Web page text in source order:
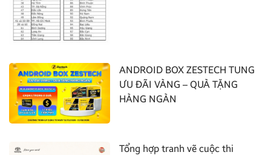
ANDROID BOX ZESTECH TUNG
ƯU ĐÃI VÀNG – QUÀ TẶNG
HÀNG NGÀN
Tổng hợp tranh vẽ cuộc thi